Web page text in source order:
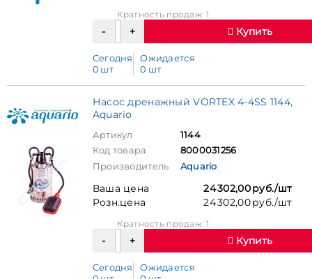
Кратность продаж: 1
Купить
Сегодня
0 шт
Ожидается
0 шт
Насос дренажный VORTEX 4-4SS 1144,
Aquario
Артикул
1144
Код товара
8000031256
Производитель
Aquario
Ваша цена
24 302,00 руб./шт
Розн.цена
24 302,00 руб./шт
Кратность продаж: 1
Купить
Сегодня
Ожидается